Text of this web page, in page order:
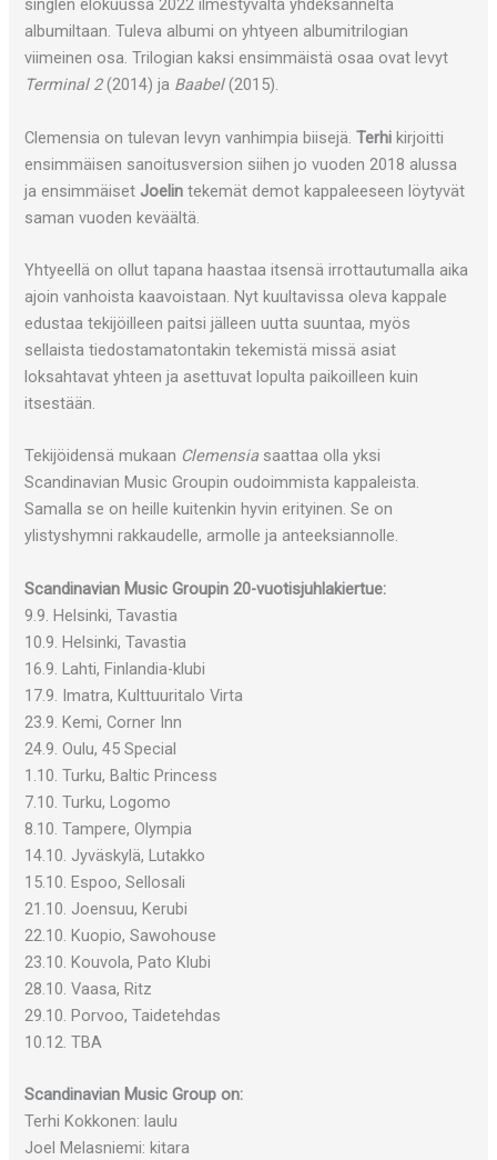
singlen elokuussa 2022 ilmestyvältä yhdeksänneltä
albumiltaan. Tuleva albumi on yhtyeen albumitrilogian
viimeinen osa. Trilogian kaksi ensimmäistä osaa ovat levyt
Terminal 2(2014) ja Baabel(2015).
Clemensia on tulevan levyn vanhimpia biisejä.Terhi kirjoitti
ensimmäisen sanoitusversion siihen jo vuoden 2018 alussa
ja ensimmäiset Joelin tekemät demot kappaleeseen löytyvät
saman vuoden keväältä.
Yhtyeellä on ollut tapana haastaa itsensä irrottautumalla aika
ajoin vanhoista kaavoistaan. Nyt kuultavissa oleva kappale
edustaa tekijöilleen paitsi jälleen uutta suuntaa, myös
sellaista tiedostamatontakin tekemistä missä asiat
loksahtavat yhteen ja asettuvat lopulta paikoilleen kuin
itsestään.
Tekijöidensä mukaan Clemensia saattaa olla yksi
Scandinavian Music Groupin oudoimmista kappaleista.
Samalla se on heille kuitenkin hyvin erityinen. Se on
ylistyshymni rakkaudelle, armolle ja anteeksiannolle.
Scandinavian Music Groupin 20-vuotisjuhlakiertue:
9.9. Helsinki, Tavastia
10.9. Helsinki, Tavastia
16.9. Lahti, Finlandia-klubi
17.9. Imatra, Kulttuuritalo Virta
23.9. Kemi, Corner Inn
24.9. Oulu, 45 Special
1.10. Turku, Baltic Princess
7.10. Turku, Logomo
8.10. Tampere, Olympia
14.10. Jyväskylä, Lutakko
15.10. Espoo, Sellosali
21.10. Joensuu, Kerubi
22.10. Kuopio, Sawohouse
23.10. Kouvola, Pato Klubi
28.10. Vaasa, Ritz
29.10. Porvoo, Taidetehdas
10.12. TBA
Scandinavian Music Group on:
Terhi Kokkonen: laulu
Joel Melasniemi: kitara